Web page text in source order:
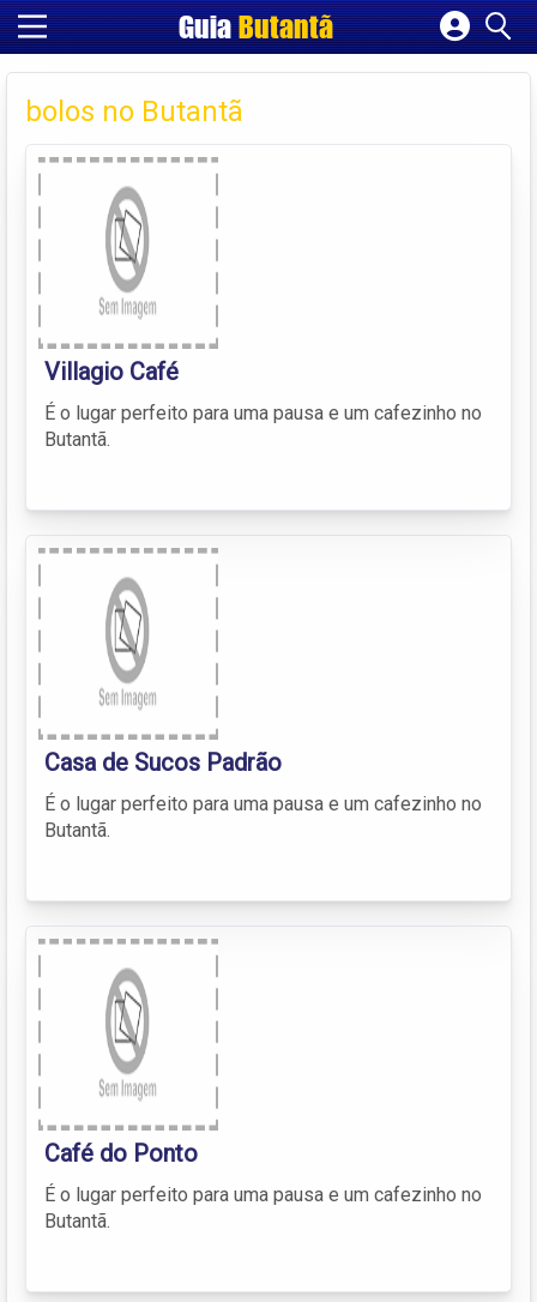
GuiaButantã
Cadastrar empresa
bolos no Butantã
Villagio Café
É o lugar perfeito para uma pausa e um cafezinho no
Butantã.
Casa de Sucos Padrão
É o lugar perfeito para uma pausa e um cafezinho no
Butantã.
Café do Ponto
É o lugar perfeito para uma pausa e um cafezinho no
Butantã.